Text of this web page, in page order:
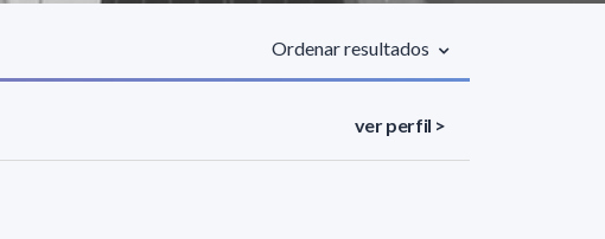
Ordenar resultados
ver perfil >